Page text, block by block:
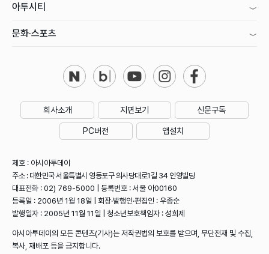
아투시티
문화·스포츠
회사소개 지면보기 신문구독
PC버전 앱설치
제호 : 아시아투데이
주소 : 대한민국 서울특별시 영등포구 의사당대로1길 34 인영빌딩
대표전화 : 02) 769-5000 | 등록번호 : 서울 아00160
등록일 : 2006년 1월 18일 | 회장·발행인·편집인 : 우종순
발행일자 : 2005년 11월 11일 | 청소년보호책임자 : 성희제
아시아투데이의 모든 콘텐츠(기사)는 저작권법의 보호를 받으며, 무단전재 및 수집,
복사, 재배포 등을 금지합니다.